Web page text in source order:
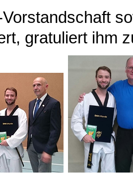
gratuliert ihm